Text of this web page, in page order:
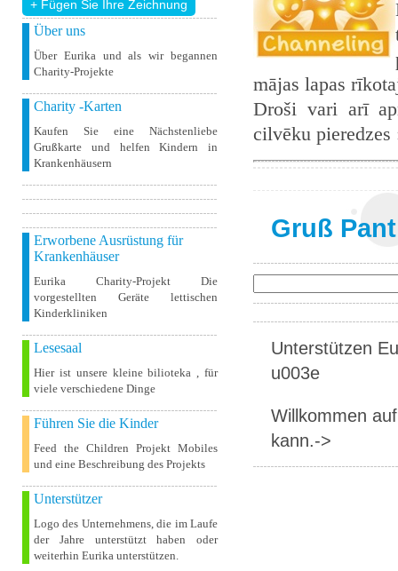
+ Fügen Sie Ihre Zeichnung
Über uns
Über Eurika und als wir begannen
Charity-Projekte
Charity -Karten
Kaufen Sie eine Nächstenliebe
Grußkarte und helfen Kindern in
Krankenhäusern
Erworbene Ausrüstung für
Krankenhäuser
Eurika Charity-Projekt Die
vorgestellten Geräte lettischen
Kinderkliniken
Lesesaal
Hier ist unsere kleine bilioteka , für
viele verschiedene Dinge
Führen Sie die Kinder
Feed the Children Projekt Mobiles
und eine Beschreibung des Projekts
Unterstützer
Logo des Unternehmens, die im Laufe
der Jahre unterstützt haben oder
weiterhin Eurika unterstützen.
mājas lapas
Droši vari arī
cilvēku
Gruß
Unterstützen
u003e
Willkommen
kann.->